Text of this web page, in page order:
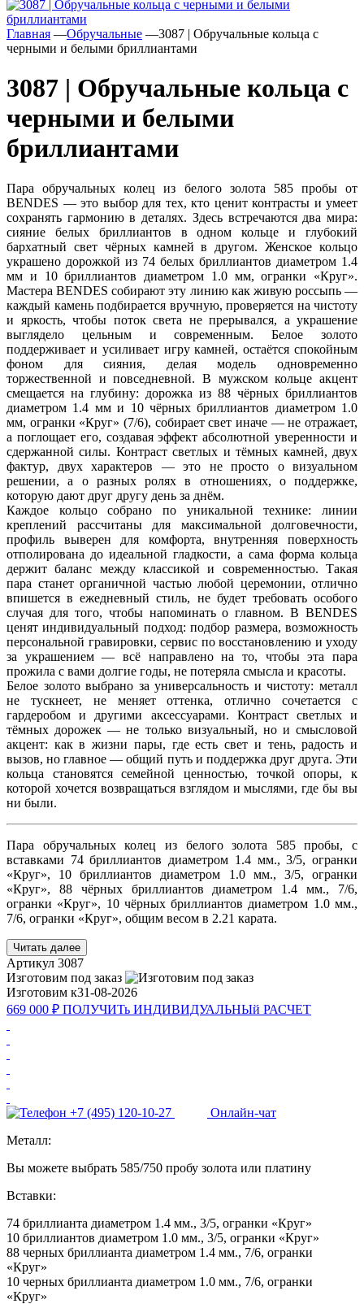
Главная —Обручальные —3087 | Обручальные кольца с
черными и белыми бриллиантами
3087 | Обручальные кольца с
черными и белыми
бриллиантами
Пара обручальных колец из белого золота 585 пробы от
BENDES — это выбор для тех, кто ценит контрасты и умеет
сохранять гармонию в деталях. Здесь встречаются два мира:
сияние белых бриллиантов в одном кольце и глубокий
бархатный свет чёрных камней в другом. Женское кольцо
украшено дорожкой из 74 белых бриллиантов диаметром 1.4
мм и 10 бриллиантов диаметром 1.0 мм, огранки «Круг».
Мастера BENDES собирают эту линию как живую россыпь —
каждый камень подбирается вручную, проверяется на чистоту
и яркость, чтобы поток света не прерывался, а украшение
выглядело цельным и современным. Белое золото
поддерживает и усиливает игру камней, остаётся спокойным
фоном для сияния, делая модель одновременно
торжественной и повседневной. В мужском кольце акцент
смещается на глубину: дорожка из 88 чёрных бриллиантов
диаметром 1.4 мм и 10 чёрных бриллиантов диаметром 1.0
мм, огранки «Круг» (7/6), собирает свет иначе — не отражает,
а поглощает его, создавая эффект абсолютной уверенности и
сдержанной силы. Контраст светлых и тёмных камней, двух
фактур, двух характеров — это не просто о визуальном
решении, а о разных ролях в отношениях, о поддержке,
которую дают друг другу день за днём.
Каждое кольцо собрано по уникальной технике: линии
креплений рассчитаны для максимальной долговечности,
профиль выверен для комфорта, внутренняя поверхность
отполирована до идеальной гладкости, а сама форма кольца
держит баланс между классикой и современностью. Такая
пара станет органичной частью любой церемонии, отлично
впишется в ежедневный стиль, не будет требовать особого
случая для того, чтобы напоминать о главном. В BENDES
ценят индивидуальный подход: подбор размера, возможность
персональной гравировки, сервис по восстановлению и уходу
за украшением — всё направлено на то, чтобы эта пара
прожила с вами долгие годы, не потеряла смысла и красоты.
Белое золото выбрано за универсальность и чистоту: металл
не тускнеет, не меняет оттенка, отлично сочетается с
гардеробом и другими аксессуарами. Контраст светлых и
тёмных дорожек — не только визуальный, но и смысловой
акцент: как в жизни пары, где есть свет и тень, радость и
вызов, но главное — общий путь и поддержка друг друга. Эти
кольца становятся семейной ценностью, точкой опоры, к
которой хочется возвращаться взглядом и мыслями, где бы вы
ни были.
Пара обручальных колец из белого золота 585 пробы, с
вставками 74 бриллиантов диаметром 1.4 мм., 3/5, огранки
«Круг», 10 бриллиантов диаметром 1.0 мм., 3/5, огранки
«Круг», 88 чёрных бриллиантов диаметром 1.4 мм., 7/6,
огранки «Круг», 10 чёрных бриллиантов диаметром 1.0 мм.,
7/6, огранки «Круг», общим весом в 2.21 карата.
Читать далее
Артикул 3087
Изготовим под заказ
Изготовим к31-08-2026
669 000 ₽ ПОЛУЧИТь ИНДИВИДУАЛЬНЫй РАСЧЕТ
+7 (495) 120-10-27
Онлайн-чат
Металл:
Вы можете выбрать 585/750 пробу золота или платину
Вставки:
74 бриллианта диаметром 1.4 мм., 3/5, огранки «Круг»
10 бриллиантов диаметром 1.0 мм., 3/5, огранки «Круг»
88 черных бриллианта диаметром 1.4 мм., 7/6, огранки
«Круг»
10 черных бриллианта диаметром 1.0 мм., 7/6, огранки
«Круг»